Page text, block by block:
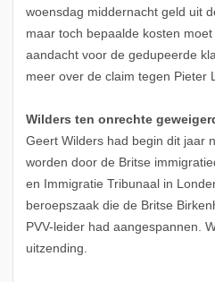
woensdag middernacht geld uit
maar toch bepaalde kosten
aandacht voor de gedupeerde
meer over de claim tegen Pieter
Wilders ten onrechte
Geert Wilders had begin dit jaar
worden door de Britse
en Immigratie Tribunaal in
beroepszaak die de Britse
PVV-leider had aangespannen.
uitzending.